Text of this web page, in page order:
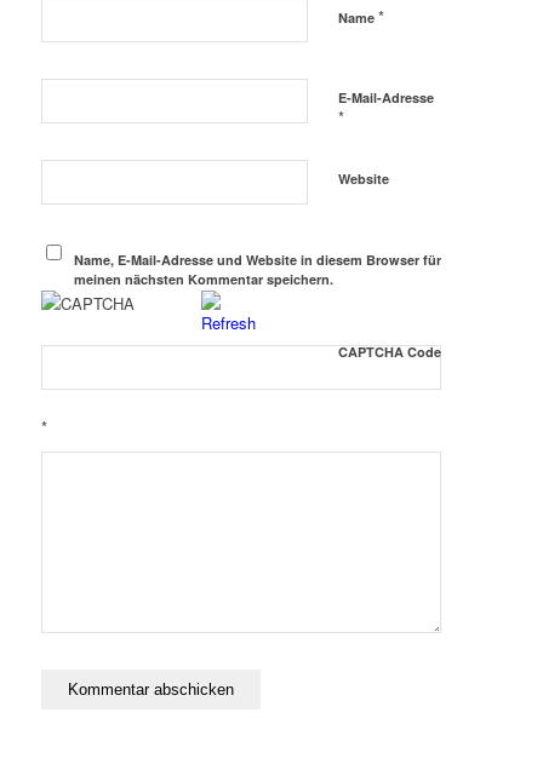
Name *
E-Mail-Adresse
*
Website
Name, E-Mail-Adresse und Website in diesem Browser für
meinen nächsten Kommentar speichern.
CAPTCHA Code
*